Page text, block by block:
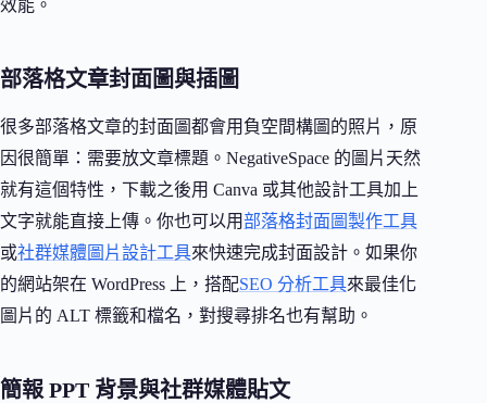
效能。
部落格文章封面圖與插圖
很多部落格文章的封面圖都會用負空間構圖的照片，原
因很簡單：需要放文章標題。NegativeSpace 的圖片天然
就有這個特性，下載之後用 Canva 或其他設計工具加上
文字就能直接上傳。你也可以用部落格封面圖製作工具
或社群媒體圖片設計工具來快速完成封面設計。如果你
的網站架在 WordPress 上，搭配SEO 分析工具來最佳化
圖片的 ALT 標籤和檔名，對搜尋排名也有幫助。
簡報 PPT 背景與社群媒體貼文